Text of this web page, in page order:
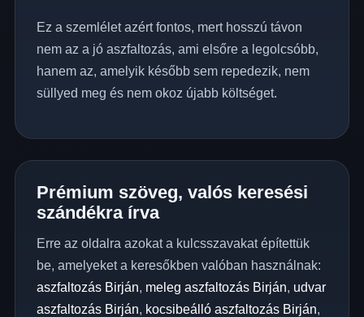
Ez a szemlélet azért fontos, mert hosszú távon
nem az a jó aszfaltozás, ami elsőre a legolcsóbb,
hanem az, amelyik később sem repedezik, nem
süllyed meg és nem okoz újabb költséget.
Prémium szöveg, valós keresési
szándékra írva
Erre az oldalra azokat a kulcsszavakat építettük
be, amelyeket a keresőkben valóban használnak:
aszfaltozás Birján, meleg aszfaltozás Birján, udvar
aszfaltozás Birján, kocsibeálló aszfaltozás Birján,